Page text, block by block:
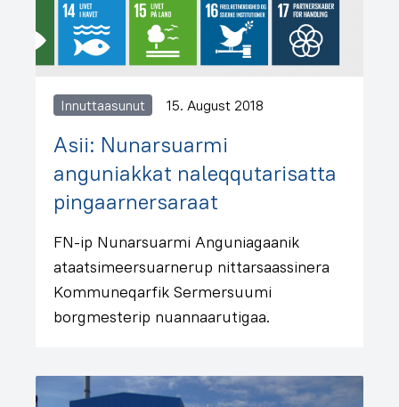
Innuttaasunut 15. August 2018
Asii: Nunarsuarmi
anguniakkat naleqqutarisatta
pingaarnersaraat
FN-ip Nunarsuarmi Anguniagaanik
ataatsimeersuarnerup nittarsaassinera
Kommuneqarfik Sermersuumi
borgmesterip nuannaarutigaa.